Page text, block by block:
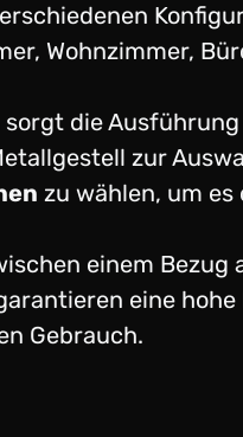
Wohnzimmer,
die
zur
zu wählen, um es
einem
eine
Gebrauch.